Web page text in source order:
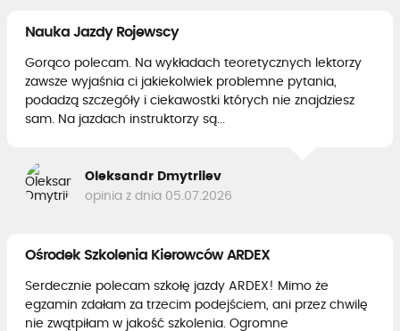
Nauka Jazdy Rojewscy
Gorąco polecam. Na wykładach teoretycznych lektorzy
zawsze wyjaśnia ci jakiekolwiek problemne pytania,
podadzą szczegóły i ciekawostki których nie znajdziesz
sam. Na jazdach instruktorzy są...
Oleksandr Dmytriiev
opinia z dnia 05.07.2026
Ośrodek Szkolenia Kierowców ARDEX
Serdecznie polecam szkołę jazdy ARDEX! Mimo że
egzamin zdałam za trzecim podejściem, ani przez chwilę
nie zwątpiłam w jakość szkolenia. Ogromne